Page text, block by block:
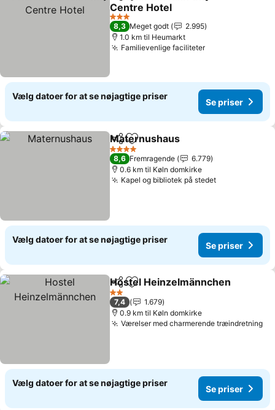
Centre Hotel
Se priser
3 Stjerner
8,3 Meget godt
2.995
1.0 km til Heumarkt
Familievenlige faciliteterSe priser
Vælg datoer for at se nøjagtige priser
Se priser
Del Føj til favoritter
Maternushaus
4 Stjerner
8,6 Fremragende
6.779
0.6 km til Køln domkirke
Kapel og bibliotek på stedetSe priser
Vælg datoer for at se nøjagtige priser
Se priser
Del Føj til favoritter
Hostel Heinzelmännchen
2 Stjerner
7,4
1.679
0.9 km til Køln domkirke
Værelser med charmerende træindretning
Vælg datoer for at se nøjagtige priser
Se priser